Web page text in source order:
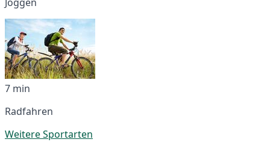
7 min
Radfahren
Weitere Sportarten